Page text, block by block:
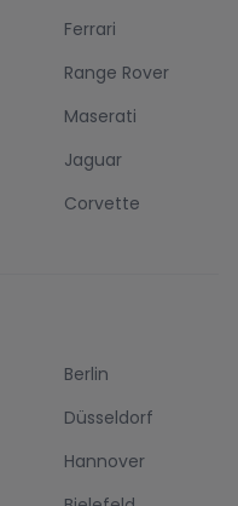
Ferrari
Range Rover
Maserati
Jaguar
Corvette
Berlin
Düsseldorf
Hannover